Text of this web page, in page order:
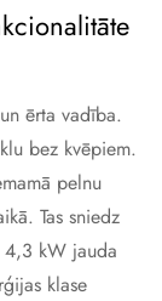
ērta vadība.
bez kvēpiem.
pelnu
Tas sniedz
4,3 kW jauda
klase